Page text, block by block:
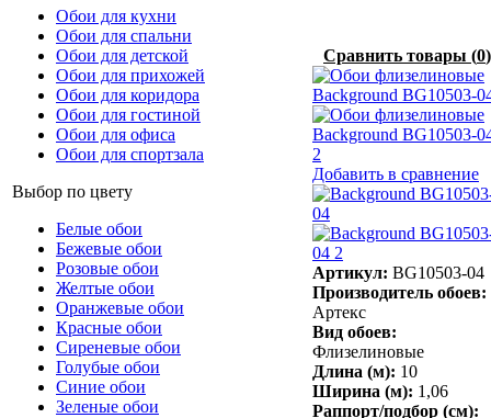
Обои для кухни
Обои для спальни
Обои для детской
Обои для прихожей
Обои для коридора
Обои для гостиной
Обои для офиса
Обои для спортзала
Выбор по цвету
Белые обои
Бежевые обои
Розовые обои
Желтые обои
Оранжевые обои
Красные обои
Сиреневые обои
Голубые обои
Синие обои
Зеленые обои
Сравнить товары (0)
Добавить в сравнение
Артикул: BG10503-04
Производитель обоев:
Артекс
Вид обоев:
Флизелиновые
Длина (м): 10
Ширина (м): 1,06
Раппорт/подбор (см):